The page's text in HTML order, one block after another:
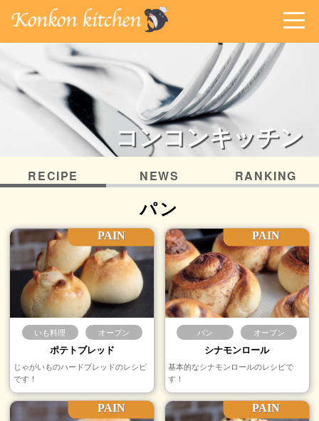
コンコンキッチン
RECIPE NEWS RANKING
パン
PAIN
いも料理 オーブン
ポテトブレッド
じゃがいものハードブレッドのレシピ
です！
PAIN
パン オーブン
シナモンロール
基本的なシナモンロールのレシピで
す！
PAIN PAIN